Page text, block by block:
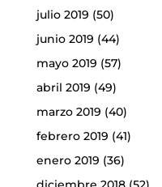
julio 2019 (50)
junio 2019 (44)
mayo 2019 (57)
abril 2019 (49)
marzo 2019 (40)
febrero 2019 (41)
enero 2019 (36)